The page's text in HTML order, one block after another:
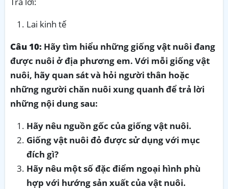
Lai kinh tế
Câu 10: Hãy tìm hiểu những giống vật nuôi đang
được nuôi ở địa phương em. Với mỗi giống vật
nuôi, hãy quan sát và hỏi người thân hoặc
những người chăn nuôi xung quanh để trả lời
những nội dung sau:
Hãy nêu nguồn gốc của giống vật nuôi.
Giống vật nuôi đỏ được sử dụng với mục
đích gì?
Hãy nêu một số đặc điểm ngoại hình phù
hợp với hướng sản xuất của vật nuôi.